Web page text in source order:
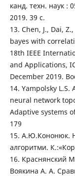
канд. техн. наук :
2019. 39 с.
13. Chen, J., Dai,
bayes with
18th IEEE
and Applications,
December 2019.
14. Yampolsky
neural network
Adaptive systems
179
15. А.Ю.Кононюк.
алгоритми.
16. Краснянский
Воякина А. А.